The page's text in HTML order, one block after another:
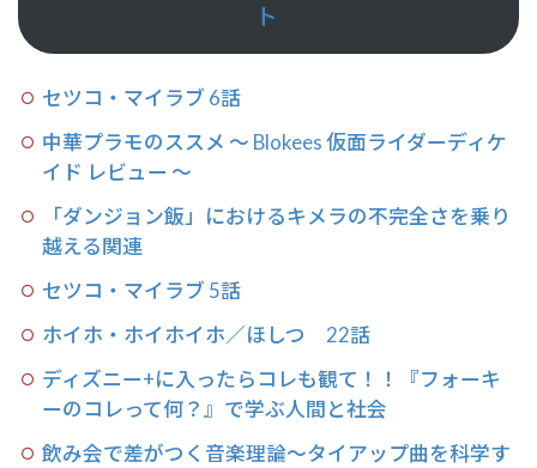
ト
セツコ・マイラブ 6話
中華プラモのススメ 〜 Blokees 仮面ライダーディケ
イド レビュー 〜
「ダンジョン飯」におけるキメラの不完全さを乗り
越える関連
セツコ・マイラブ 5話
ホイホ・ホイホイホ／ほしつ 22話
ディズニー+に入ったらコレも観て！！『フォーキ
ーのコレって何？』で学ぶ人間と社会
飲み会で差がつく音楽理論〜タイアップ曲を科学す